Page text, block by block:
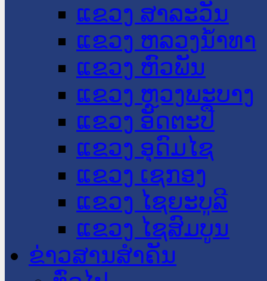
ແຂວງ ສາລະວັນ
ແຂວງ ຫລວງນໍ້າທາ
ແຂວງ ຫົວພັນ
ແຂວງ ຫຼວງພະບາງ
ແຂວງ ອັດຕະປື
ແຂວງ ອຸດົມໄຊ
ແຂວງ ເຊກອງ
ແຂວງ ໄຊຍະບູລີ
ແຂວງ ໄຊສົມບູນ
ຂ່າວສານສໍາຄັນ